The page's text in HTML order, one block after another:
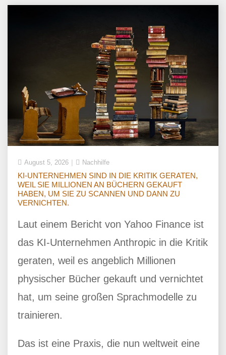
August 5, 2026 Nachhilfe
KI-UNTERNEHMEN SIND IN DIE KRITIK GERATEN,
WEIL SIE MILLIONEN AN BÜCHERN GEKAUFT
HABEN, UM SIE ZU SCANNEN UND DANN ZU
VERNICHTEN.
Laut einem Bericht von Yahoo Finance ist
das KI-Unternehmen Anthropic in die Kritik
geraten, weil es angeblich Millionen
physischer Bücher gekauft und vernichtet
hat, um seine großen Sprachmodelle zu
trainieren.
Das ist eine Praxis, die nun weltweit eine